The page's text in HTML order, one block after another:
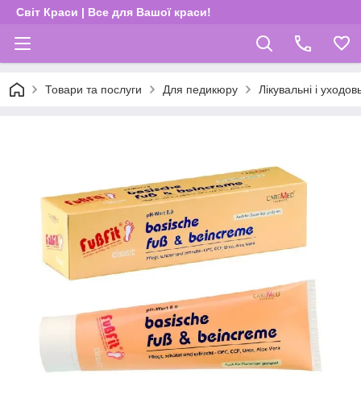
Світ Краси | Все для Вашої краси!
Товари та послуги Для педикюру Лікувальні і